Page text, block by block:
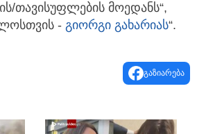
თავისუფლების მოედანს“,
- გიორგი გახარიას“.
გაზიარება